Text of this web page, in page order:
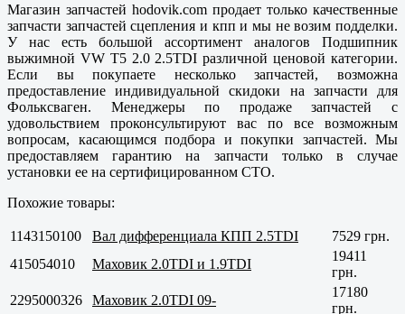
Магазин запчастей hodovik.com продает только качественные
запчасти запчастей сцепления и кпп и мы не возим подделки.
У нас есть большой ассортимент аналогов Подшипник
выжимной VW T5 2.0 2.5TDI различной ценовой категории.
Если вы покупаете несколько запчастей, возможна
предоставление индивидуальной скидоки на запчасти для
Фольксваген. Менеджеры по продаже запчастей с
удовольствием проконсультируют вас по все возможным
вопросам, касающимся подбора и покупки запчастей. Мы
предоставляем гарантию на запчасти только в случае
установки ее на сертифицированном СТО.
Похожие товары:
1143150100 Вал дифференциала КПП 2.5TDI
7529 грн.
415054010
Маховик 2.0TDI и 1.9TDI
19411
грн.
2295000326
Маховик 2.0TDI 09-
17180
грн.